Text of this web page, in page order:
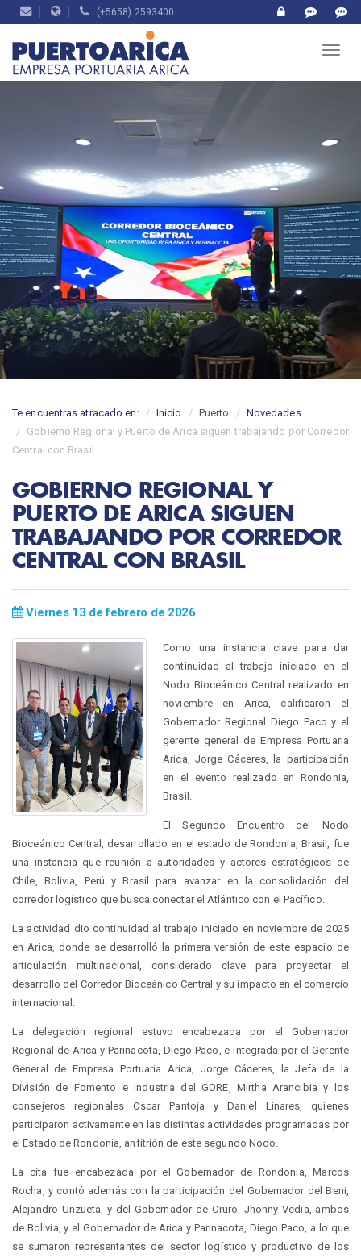
(+5658) 2593400
Te encuentras atracado en: Inicio Puerto
Novedades
Gobierno Regional y Puerto de Arica siguen trabajando por Corredor
Central con Brasil
GOBIERNO REGIONAL Y
PUERTO DE ARICA SIGUEN
TRABAJANDO POR CORREDOR
CENTRAL CON BRASIL
Viernes 13 de febrero de 2026
Como una instancia clave para dar
continuidad al trabajo iniciado en el
Nodo Bioceánico Central realizado en
noviembre en Arica, calificaron el
Gobernador Regional Diego Paco y el
gerente general de Empresa Portuaria
Arica, Jorge Cáceres, la participación
en el evento realizado en Rondonia,
Brasil.
El Segundo Encuentro del Nodo
Bioceánico Central, desarrollado en el estado de Rondonia, Brasil, fue
una instancia que reunión a autoridades y actores estratégicos de
Chile, Bolivia, Perú y Brasil para avanzar en la consolidación del
corredor logístico que busca conectar el Atlántico con el Pacífico.
La actividad dio continuidad al trabajo iniciado en noviembre de 2025
en Arica, donde se desarrolló la primera versión de este espacio de
articulación multinacional, considerado clave para proyectar el
desarrollo del Corredor Bioceánico Central y su impacto en el comercio
internacional.
La delegación regional estuvo encabezada por el Gobernador
Regional de Arica y Parinacota, Diego Paco, e integrada por el Gerente
General de Empresa Portuaria Arica, Jorge Cáceres, la Jefa de la
División de Fomento e Industria del GORE, Mirtha Arancibia y los
consejeros regionales Oscar Pantoja y Daniel Linares, quienes
participaron activamente en las distintas actividades programadas por
el Estado de Rondonia, anfitrión de este segundo Nodo.
La cita fue encabezada por el Gobernador de Rondonia, Marcos
Rocha, y contó además con la participación del Gobernador del Beni,
Alejandro Unzueta, y del Gobernador de Oruro, Jhonny Vedia, ambos
de Bolivia, y el Gobernador de Arica y Parinacota, Diego Paco, a lo que
se sumaron representantes del sector logístico y productivo de los